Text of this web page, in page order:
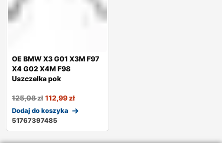
OE BMW X3 G01 X3M F97
X4 G02 X4M F98
Uszczelka pok
125,08zł 112,99zł
Dodaj do koszyka
51767397485